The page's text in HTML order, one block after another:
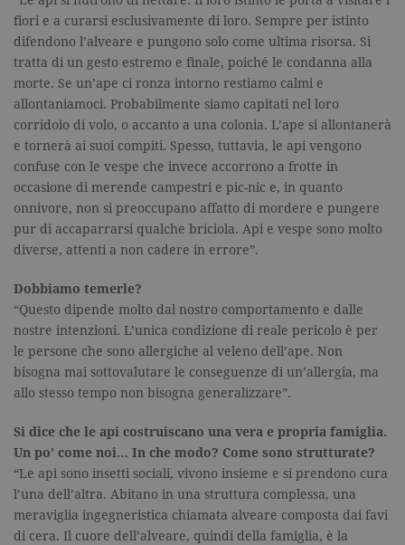
fiori e a curarsi esclusivamente di loro. Sempre per istinto
difendono l’alveare e pungono solo come ultima risorsa. Si
tratta di un gesto estremo e finale, poiché le condanna alla
morte. Se un’ape ci ronza intorno restiamo calmi e
allontaniamoci. Probabilmente siamo capitati nel loro
corridoio di volo, o accanto a una colonia. L’ape si allontanerà
e tornerà ai suoi compiti. Spesso, tuttavia, le api vengono
confuse con le vespe che invece accorrono a frotte in
occasione di merende campestri e pic-nic e, in quanto
onnivore, non si preoccupano affatto di mordere e pungere
pur di accaparrarsi qualche briciola. Api e vespe sono molto
diverse, attenti a non cadere in errore”.
Dobbiamo temerle?
“Questo dipende molto dal nostro comportamento e dalle
nostre intenzioni. L’unica condizione di reale pericolo è per
le persone che sono allergiche al veleno dell’ape. Non
bisogna mai sottovalutare le conseguenze di un’allergia, ma
allo stesso tempo non bisogna generalizzare”.
Si dice che le api costruiscano una vera e propria famiglia.
Un po’ come noi… In che modo? Come sono strutturate?
“Le api sono insetti sociali, vivono insieme e si prendono cura
l’una dell’altra. Abitano in una struttura complessa, una
meraviglia ingegneristica chiamata alveare composta dai favi
di cera. Il cuore dell’alveare, quindi della famiglia, è la